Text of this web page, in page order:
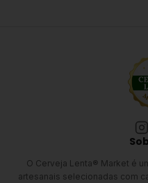
O Cerveja Lenta® Market é
artesanais selecionadas com